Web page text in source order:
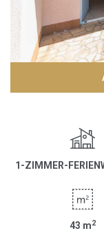
1-ZIMMER-
43 m2